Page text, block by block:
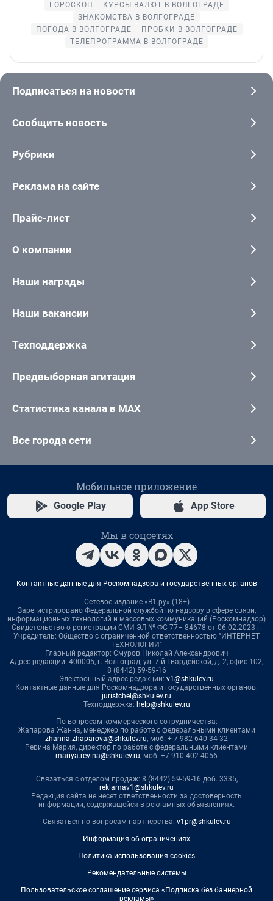
ГОРОСКОП
КУРСЫ ВАЛЮТ В ВОЛГОГРАДЕ
ЗНАКОМСТВА В ВОЛГОГРАДЕ
ПОГОДА В ВОЛГОГРАДЕ
ПРОБКИ В ВОЛГОГРАДЕ
ТЕЛЕПРОГРАММА В ВОЛГОГРАДЕ
Подписаться на новости
Сообщить новость
Рубрики
Реклама на сайте
Прайс-лист
О компании
Наши награды
Наши вакансии
Техподдержка
Предвыборная агитация
Статистика канала в MAX
Все города сети
Мобильное приложение
Google Play App Store
Мы в соцсетях
Контактные данные для Роскомнадзора и государственных органов
Сетевое издание «В1.ру» (18+)
Зарегистрировано Федеральной службой по надзору в сфере связи,
информационных технологий и массовых коммуникаций (Роскомнадзор)
Свидетельство о регистрации СМИ ЭЛ № ФС 77– 84678 от 06.02.2023 г.
Учредитель: Общество с ограниченной ответственностью "ИНТЕРНЕТ
ТЕХНОЛОГИИ"
Главный редактор: Смуров Николай Александрович
Адрес редакции: 400005, г. Волгоград, ул. 7-й Гвардейской, д. 2, офис 102,
8 (8442) 59-59-16
Электронный адрес редакции: v1@shkulev.ru
Контактные данные для Роскомнадзора и государственных органов:
juristchel@shkulev.ru
Техподдержка: help@shkulev.ru
По вопросам коммерческого сотрудничества:
Жапарова Жанна, менеджер по работе с федеральными клиентами
zhanna.zhaparova@shkulev.ru, моб. + 7 982 640 34 32
Ревина Мария, директор по работе с федеральными клиентами
mariya.revina@shkulev.ru, моб. +7 910 402 4056
Связаться с отделом продаж: 8 (8442) 59-59-16 доб. 3335,
reklamav1@shkulev.ru
Редакция сайта не несет ответственности за достоверность
информации, содержащейся в рекламных объявлениях.
Связаться по вопросам партнёрства: v1pr@shkulev.ru
Информация об ограничениях
Политика использования cookies
Рекомендательные системы
Пользовательское соглашение сервиса «Подписка без баннерной
рекламы»